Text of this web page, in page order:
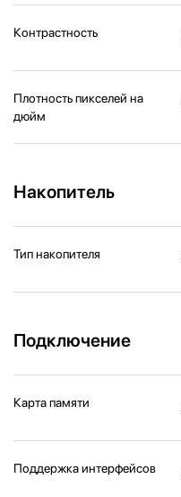
Контрастность
Плотность пикселей на
дюйм
Накопитель
Тип накопителя
Подключение
Карта памяти
Поддержка интерфейсов